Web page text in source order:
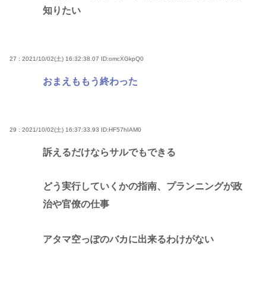
知りたい
27 : 2021/10/02(土) 16:32:38.07 ID:omcXGkpQ0
おまえももう終わった
29 : 2021/10/02(土) 16:37:33.93 ID:HF57hIAM0
訴えるだけならサルでもできる
どう実行していくかの指南、プランニングが政
治や官僚の仕事
アタマ空っぽのバカに出来るわけがない